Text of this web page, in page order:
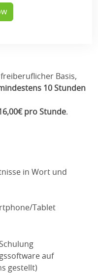
Basis,
10 Stunden
pro Stunde.
in Wort und
Tablet
auf
gestellt)